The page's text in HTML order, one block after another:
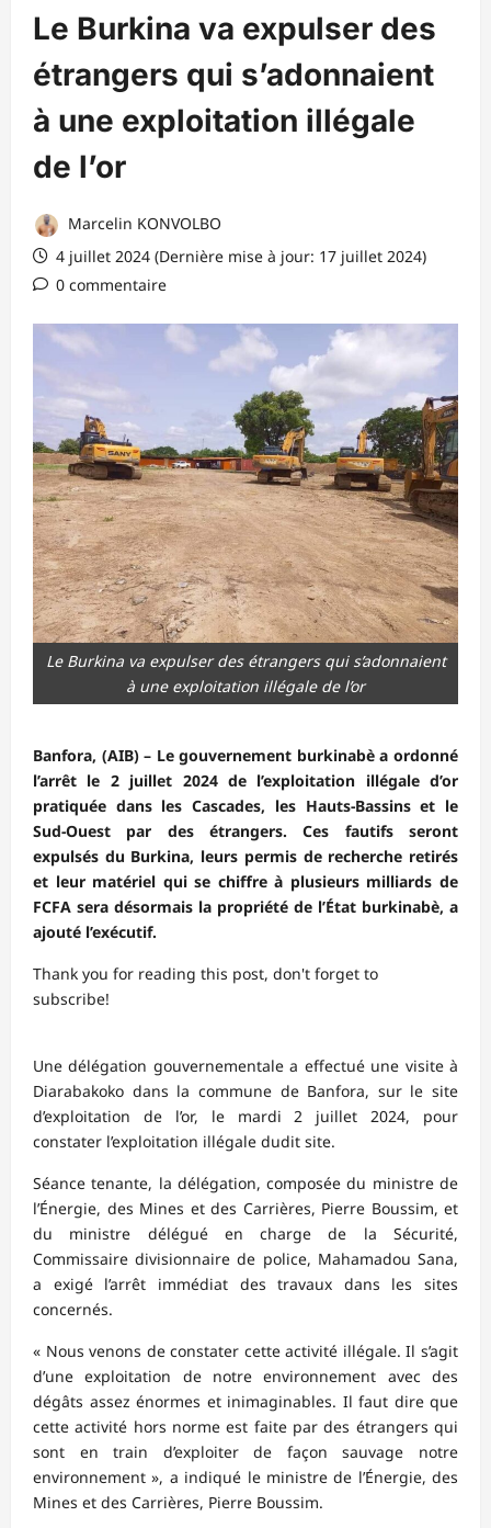
Le Burkina va expulser des
étrangers qui s’adonnaient
à une exploitation illégale
de l’or
Marcelin KONVOLBO
4 juillet 2024 (Dernière mise à jour: 17 juillet 2024)
0 commentaire
Le Burkina va expulser des étrangers qui s’adonnaient
à une exploitation illégale de l’or
Banfora, (AIB) – Le gouvernement burkinabè a ordonné
l’arrêt le 2 juillet 2024 de l’exploitation illégale d’or
pratiquée dans les Cascades, les Hauts-Bassins et le
Sud-Ouest par des étrangers. Ces fautifs seront
expulsés du Burkina, leurs permis de recherche retirés
et leur matériel qui se chiffre à plusieurs milliards de
FCFA sera désormais la propriété de l’État burkinabè, a
ajouté l’exécutif.
Thank you for reading this post, don't forget to
subscribe!
Une délégation gouvernementale a effectué une visite à
Diarabakoko dans la commune de Banfora, sur le site
d’exploitation de l’or, le mardi 2 juillet 2024, pour
constater l’exploitation illégale dudit site.
Séance tenante, la délégation, composée du ministre de
l’Énergie, des Mines et des Carrières, Pierre Boussim, et
du ministre délégué en charge de la Sécurité,
Commissaire divisionnaire de police, Mahamadou Sana,
a exigé l’arrêt immédiat des travaux dans les sites
concernés.
« Nous venons de constater cette activité illégale. Il s’agit
d’une exploitation de notre environnement avec des
dégâts assez énormes et inimaginables. Il faut dire que
cette activité hors norme est faite par des étrangers qui
sont en train d’exploiter de façon sauvage notre
environnement », a indiqué le ministre de l’Énergie, des
Mines et des Carrières, Pierre Boussim.